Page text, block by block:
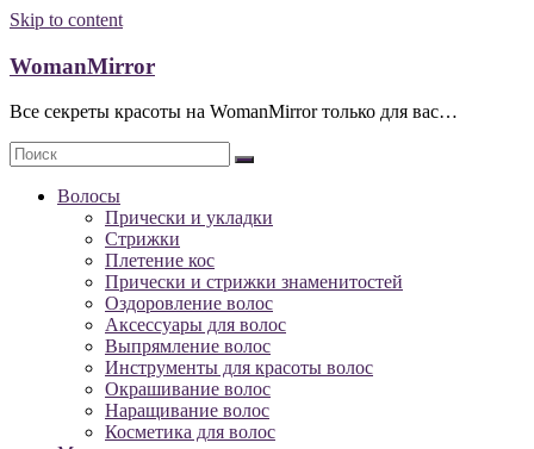
Skip to content
WomanMirror
Все секреты красоты на WomanMirror только для вас…
Волосы
Прически и укладки
Стрижки
Плетение кос
Прически и стрижки знаменитостей
Оздоровление волос
Аксессуары для волос
Выпрямление волос
Инструменты для красоты волос
Окрашивание волос
Наращивание волос
Косметика для волос